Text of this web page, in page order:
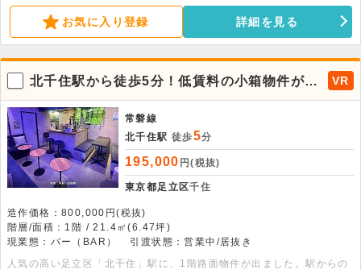
お気に入り登録 詳細を見る
北千住駅から徒歩5分！低賃料の小箱物件が出
ました。
VR
常磐線
北千住駅 徒歩5分
195,000 円(税抜)
東京都足立区千住
造作価格：800,000円(税抜)
階層/面積：1階 / 21.4㎡(6.47坪)
現業態：バー（BAR）
引渡状態：営業中/居抜き
人気の高い足立区「北千住」駅に、1階路面物件が出ました。駅からの